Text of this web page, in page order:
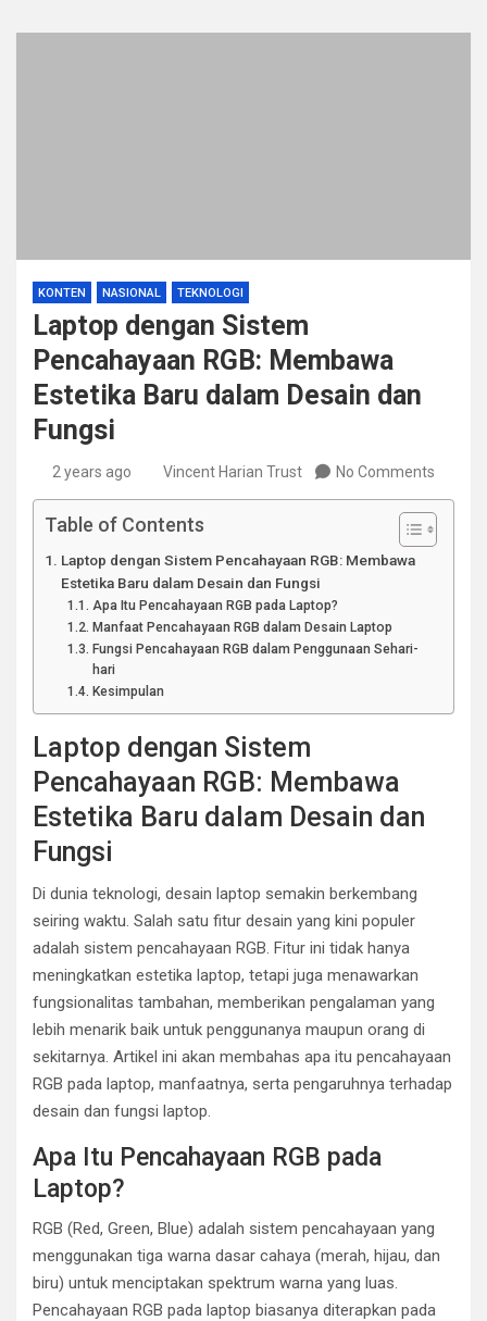
KONTEN NASIONAL TEKNOLOGI
Laptop dengan Sistem
Pencahayaan RGB: Membawa
Estetika Baru dalam Desain dan
Fungsi
2 years ago Vincent Harian Trust No Comments
Table of Contents
Laptop dengan Sistem Pencahayaan RGB: Membawa
Estetika Baru dalam Desain dan Fungsi
Apa Itu Pencahayaan RGB pada Laptop?
Manfaat Pencahayaan RGB dalam Desain Laptop
Fungsi Pencahayaan RGB dalam Penggunaan Sehari-
hari
Kesimpulan
Laptop dengan Sistem
Pencahayaan RGB: Membawa
Estetika Baru dalam Desain dan
Fungsi
Di dunia teknologi, desain laptop semakin berkembang
seiring waktu. Salah satu fitur desain yang kini populer
adalah sistem pencahayaan RGB. Fitur ini tidak hanya
meningkatkan estetika laptop, tetapi juga menawarkan
fungsionalitas tambahan, memberikan pengalaman yang
lebih menarik baik untuk penggunanya maupun orang di
sekitarnya. Artikel ini akan membahas apa itu pencahayaan
RGB pada laptop, manfaatnya, serta pengaruhnya terhadap
desain dan fungsi laptop.
Apa Itu Pencahayaan RGB pada
Laptop?
RGB (Red, Green, Blue) adalah sistem pencahayaan yang
menggunakan tiga warna dasar cahaya (merah, hijau, dan
biru) untuk menciptakan spektrum warna yang luas.
Pencahayaan RGB pada laptop biasanya diterapkan pada